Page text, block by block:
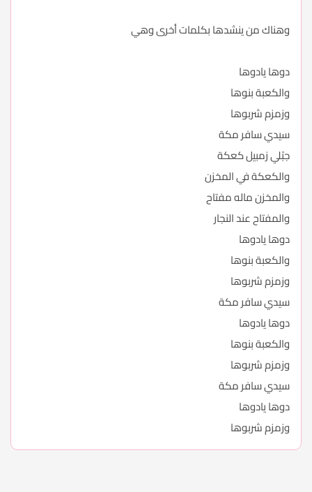
وهناك من ينشدها بكلمات أخرى وهي
دوها يادوها
والكعبة بنوها
وزمزم شربوها
سيدي سافر مكة
جبْلي زمبيل كعكة
والكعكة في المخزن
والمخزن ماله مفتاح
والمفتاح عند النجار
دوها يادوها
والكعبة بنوها
وزمزم شربوها
سيدي سافر مكة
دوها يادوها
والكعبة بنوها
وزمزم شربوها
سيدي سافر مكة
دوها يادوها
وزمزم شربوها